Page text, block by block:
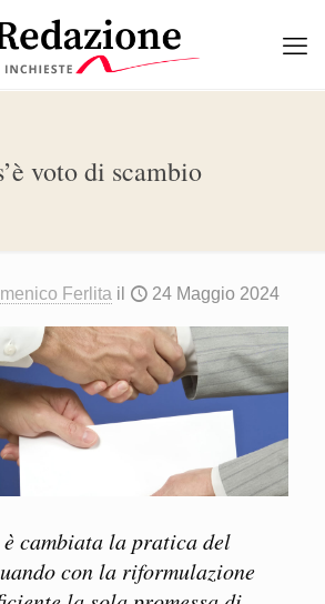
voto di scambio
Ferlita il 24 Maggio 2024
è cambiata la pratica del
con la riformulazione